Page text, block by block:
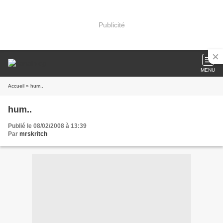
Publicité
MENU
Accueil » hum..
hum..
Publié le 08/02/2008 à 13:39
Par mrskritch